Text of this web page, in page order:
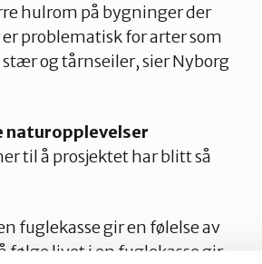
hulrom på bygninger der
problematisk for arter som
og tårnseiler, sier Nyborg
naturopplevelser
til å prosjektet har blitt så
fuglekasse gir en følelse av
følge livet i en fuglekasse gir